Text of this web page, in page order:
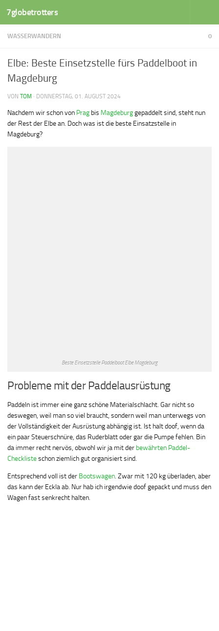
Zum Inhalt springen
7globetrotters
WASSERWANDERN 0
Elbe: Beste Einsetzstelle fürs Paddelboot in
Magdeburg
VON TOM · DONNERSTAG, 01. AUGUST 2024
Nachdem wir schon von Prag bis Magdeburggepaddelt sind, steht nun
der Rest der Elbe an. Doch was ist die beste Einsatzstelle in
Magdeburg?
Beste Einsetzstelle Paddelboot Elbe Magdeburg
Probleme mit der Paddelausrüstung
Paddeln ist immer eine ganz schöne Materialschlacht. Gar nicht so
deswegen, weil man so viel braucht, sondern weil man unterwegs von
der Vollständigkeit der Ausrüstung abhängig ist. Ist halt doof, wenn da
ein paar Steuerschnüre, das Ruderblatt oder gar die Pumpe fehlen. Bin
da immer recht nervös, obwohl wir ja mit der bewährten Paddel-
Checklisteschon ziemlich gut organisiert sind.
Entsprechend voll ist der Bootswagen. Zwar mit 120 kg überladen, aber
das kann der Eckla ab. Nur hab ich irgendwie doof gepackt und muss den
Wagen fast senkrecht halten.